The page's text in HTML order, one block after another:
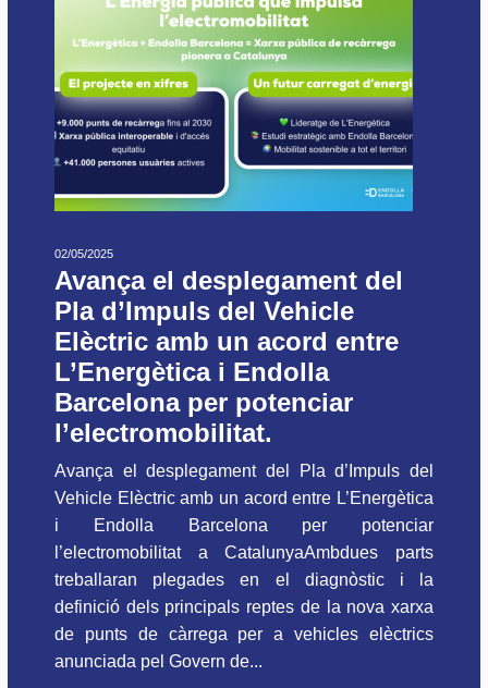
02/05/2025
Avança el desplegament del
Pla d’Impuls del Vehicle
Elèctric amb un acord entre
L’Energètica i Endolla
Barcelona per potenciar
l’electromobilitat.
Avança el desplegament del Pla d’Impuls del
Vehicle Elèctric amb un acord entre L’Energètica
i Endolla Barcelona per potenciar
l’electromobilitat a CatalunyaAmbdues parts
treballaran plegades en el diagnòstic i la
definició dels principals reptes de la nova xarxa
de punts de càrrega per a vehicles elèctrics
anunciada pel Govern de...